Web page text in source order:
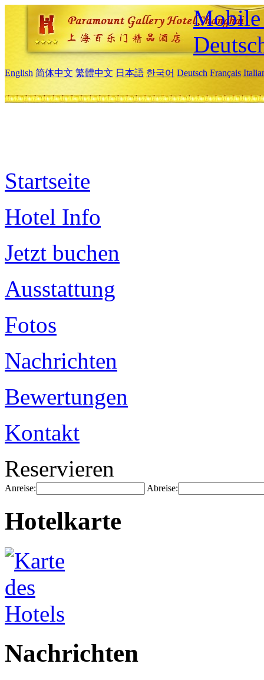
Mobile
English 简体中文 繁體中文 日本語 한국어 Deutsch Français
Startseite
Hotel Info
Jetzt buchen
Ausstattung
Fotos
Nachrichten
Bewertungen
Kontakt
Reservieren
Anreise: Abreise:
Hotelkarte
Nachrichten